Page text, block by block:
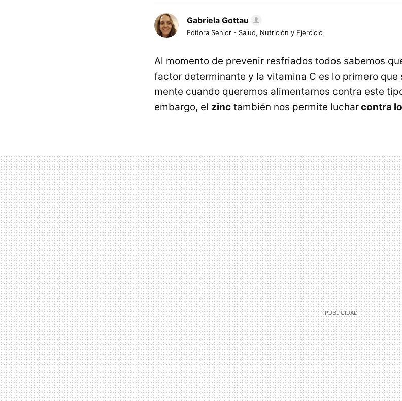
Gabriela Gottau
Editora Senior - Salud, Nutrición y Ejercicio
Al momento de prevenir resfriados todos sabemos
factor determinante y la vitamina C es lo primero que
mente cuando queremos alimentarnos contra este
embargo, el zinc también nos permite lucharcontra